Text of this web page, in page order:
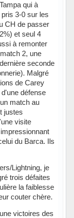
qui à
3-0 sur les
CH de passer
et seul 4
à remonter
2, une
seconde
Malgré
de Carey
défense
match au
justes
visite
du Barca. Ils
Lightning, je
trois défaites
la faiblesse
couter chère.
victoires des